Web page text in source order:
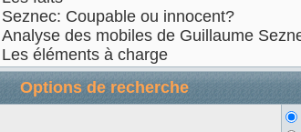
Options de recherche